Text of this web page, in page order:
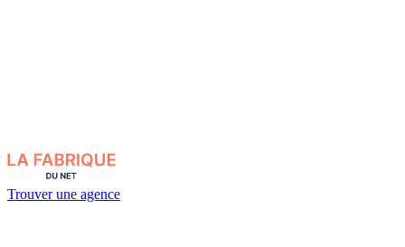
Trouver une agence